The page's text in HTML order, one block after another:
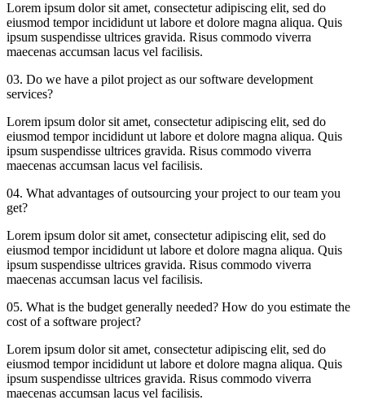
Lorem ipsum dolor sit amet, consectetur adipiscing elit, sed do
eiusmod tempor incididunt ut labore et dolore magna aliqua. Quis
ipsum suspendisse ultrices gravida. Risus commodo viverra
maecenas accumsan lacus vel facilisis.
03. Do we have a pilot project as our software development
services?
Lorem ipsum dolor sit amet, consectetur adipiscing elit, sed do
eiusmod tempor incididunt ut labore et dolore magna aliqua. Quis
ipsum suspendisse ultrices gravida. Risus commodo viverra
maecenas accumsan lacus vel facilisis.
04. What advantages of outsourcing your project to our team you
get?
Lorem ipsum dolor sit amet, consectetur adipiscing elit, sed do
eiusmod tempor incididunt ut labore et dolore magna aliqua. Quis
ipsum suspendisse ultrices gravida. Risus commodo viverra
maecenas accumsan lacus vel facilisis.
05. What is the budget generally needed? How do you estimate the
cost of a software project?
Lorem ipsum dolor sit amet, consectetur adipiscing elit, sed do
eiusmod tempor incididunt ut labore et dolore magna aliqua. Quis
ipsum suspendisse ultrices gravida. Risus commodo viverra
maecenas accumsan lacus vel facilisis.